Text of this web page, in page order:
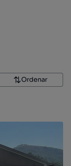
Ordenar